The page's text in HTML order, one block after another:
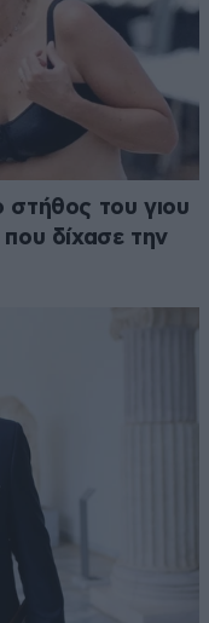
του γιου
δίχασε την